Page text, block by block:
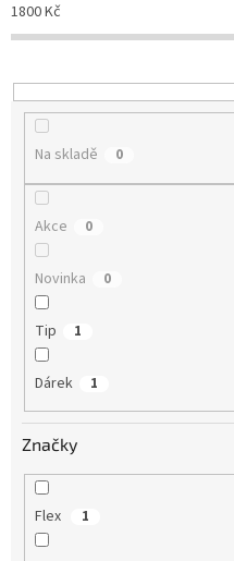
p
r
d
1800Kč
Na skladě 0
Akce 0
Novinka 0
Tip 1
Dárek 1
Značky
Flex 1